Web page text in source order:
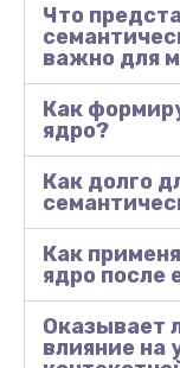
Что
важно для
Как
ядро?
Как долго
Как
ядро после
Оказывает
влияние на